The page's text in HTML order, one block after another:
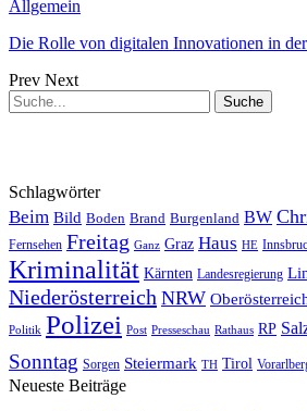
Allgemein
Die Rolle von digitalen Innovationen in
Prev Next
Schlagwörter
Beim Bild Boden Brand Burgenland BW
Fernsehen Freitag Ganz Graz Haus HE
Kriminalität Kärnten Landesregierung
Niederösterreich NRW
Politik Polizei Post Presseschau Rathaus RP
Sonntag Sorgen Steiermark TH Tirol
Neueste Beiträge